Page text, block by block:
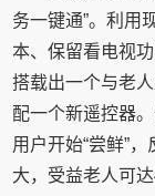
务一键通”。利用
本、保留看电视
搭载出一个与老
配一个新遥控器
用户开始“尝鲜”
大，受益老人可